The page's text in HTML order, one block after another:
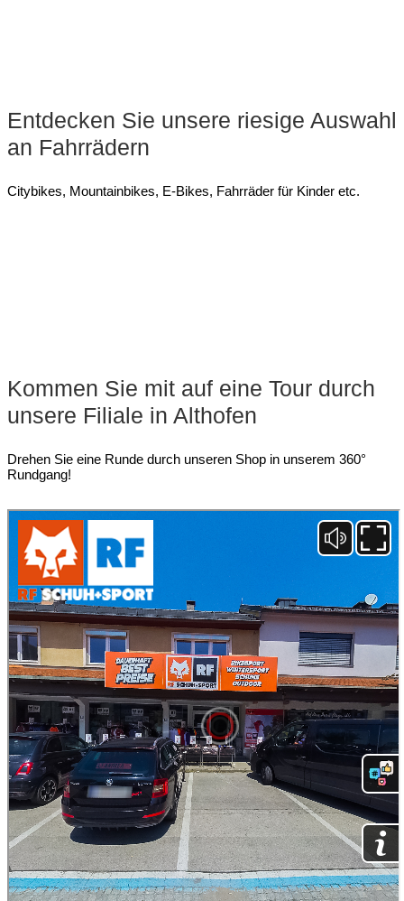
Entdecken Sie unsere riesige Auswahl
an Fahrrädern
Citybikes, Mountainbikes, E-Bikes, Fahrräder für Kinder etc.
Kommen Sie mit auf eine Tour durch
unsere Filiale in Althofen
Drehen Sie eine Runde durch unseren Shop in unserem 360°
Rundgang!